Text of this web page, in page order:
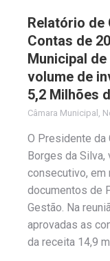
Relatório de
Contas de
Municipal
volume de
5,2 Milhões
Câmara Municipal ,
O Presidente da
Borges da Silva,
consecutivo, em
documentos de
Gestão. Na
aprovadas as
da receita 14,9